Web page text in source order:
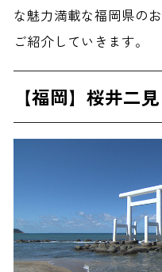
な魅力満載な福岡県の
ご紹介していきます。
【福岡】桜井二